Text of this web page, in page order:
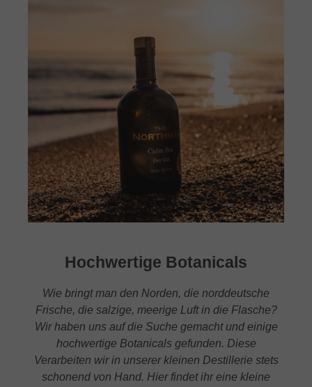
Hochwertige Botanicals
Wie bringt man den Norden, die norddeutsche
Frische, die salzige, meerige Luft in die Flasche?
Wir haben uns auf die Suche gemacht und einige
hochwertige Botanicals gefunden. Diese
Verarbeiten wir in unserer kleinen Destillerie stets
schonend von Hand. Hier findet ihr eine kleine